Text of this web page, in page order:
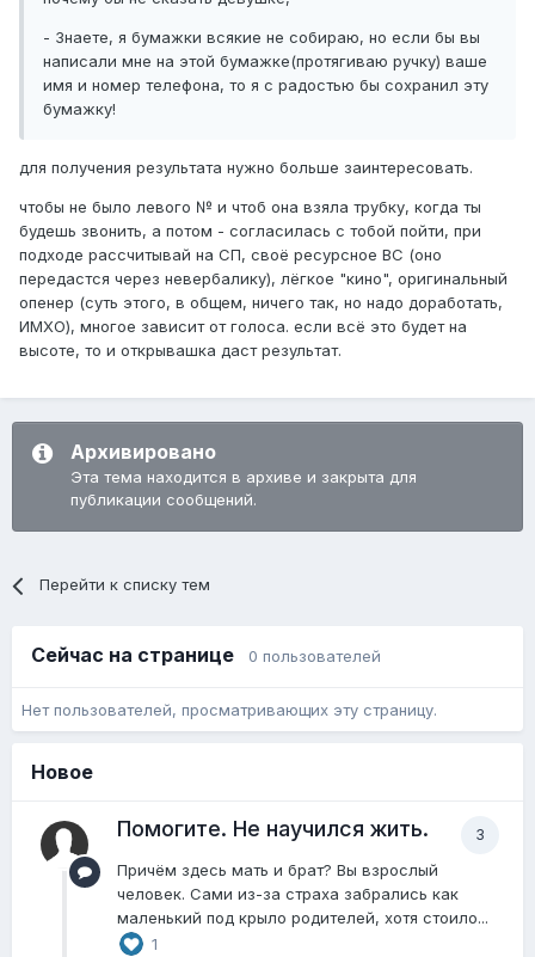
- Знаете, я бумажки всякие не собираю, но если бы вы
написали мне на этой бумажке(протягиваю ручку) ваше
имя и номер телефона, то я с радостью бы сохранил эту
бумажку!
для получения результата нужно больше заинтересовать.
чтобы не было левого № и чтоб она взяла трубку, когда ты
будешь звонить, а потом - согласилась с тобой пойти, при
подходе рассчитывай на СП, своё ресурсное ВС (оно
передастся через невербалику), лёгкое "кино", оригинальный
опенер (суть этого, в общем, ничего так, но надо доработать,
ИМХО), многое зависит от голоса. если всё это будет на
высоте, то и открывашка даст результат.
Архивировано
Эта тема находится в архиве и закрыта для
публикации сообщений.
Перейти к списку тем
Сейчас на странице 0 пользователей
Нет пользователей, просматривающих эту страницу.
Новое
3
Помогите. Не научился жить.
Причём здесь мать и брат? Вы взрослый
человек. Сами из-за страха забрались как
маленький под крыло родителей, хотя стоило...
1